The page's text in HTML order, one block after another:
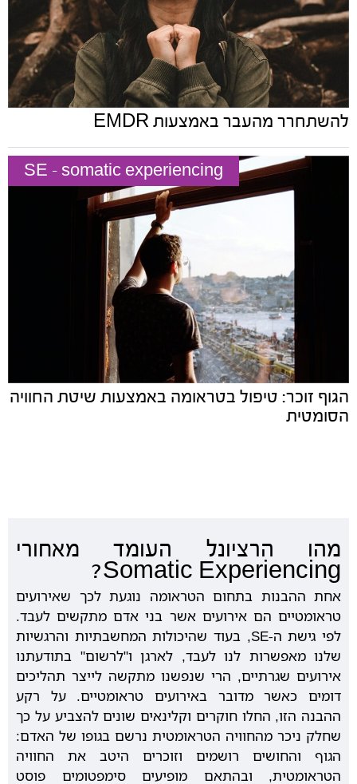
להשתחרר מהעבר באמצעות EMDR
SE - somatic experiencing
הגוף זוכר: טיפול בטראומה באמצעות שיטת החוויה
הסומטית
מהו הרציונל העומד מאחורי
Somatic Experiencing?
אחת ההבנות בתחום הטראומה נוגעת לכך שאירועים
טראומטיים הם אירועים אשר בני אדם מתקשים לעבד.
לפי גישת ה-SE, בעוד שהיכולות המחשבתיות והרגשיות
שלנו מאפשרות לנו לעבד, לארגן ו"לרשום" בתודעתנו
אירועים שגרתיים, הרי שנפשנו מתקשה לייצר תהליכים
דומים כאשר מדובר באירועים טראומטיים. על רקע
ההבנה הזו, החלו חוקרים וקלינאים שונים להצביע על כך
שחלק ניכר מהחוויה הטראומטית נרשם בגופו של האדם:
הגוף והחושים רושמים וזוכרים היטב את החוויה
הטראומטית, ובהתאם מופיעים סימפטומים פוסט